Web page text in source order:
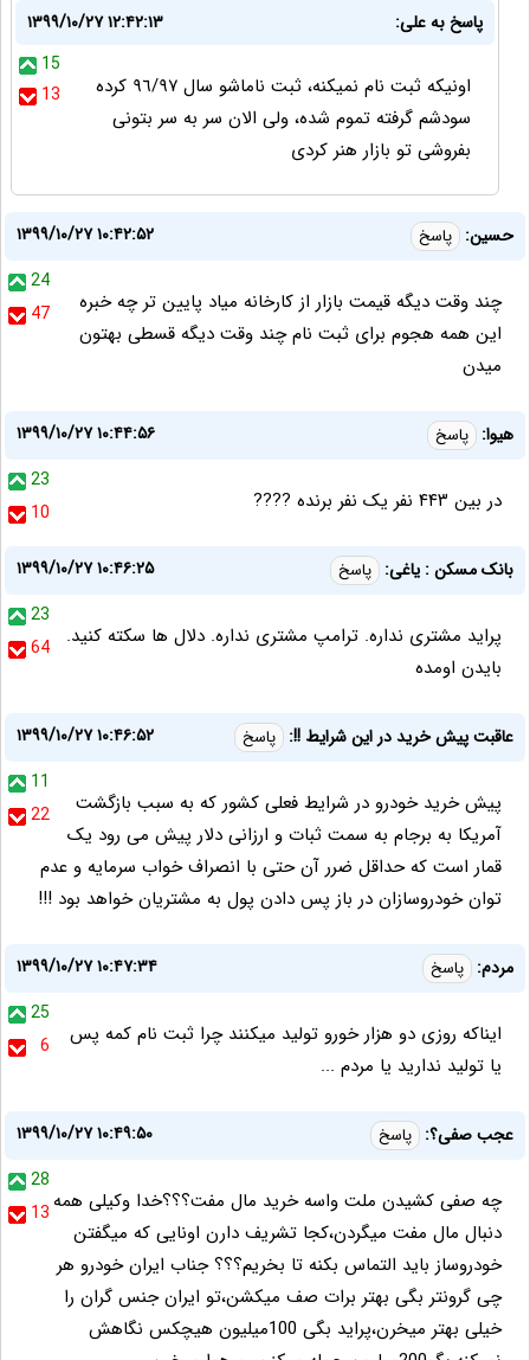
پاسخ به على:
۱۳۹۹/۱۰/۲۷ ۱۲:۴۲:۱۳
15
13
اونيكه ثبت نام نميكنه، ثبت ناماشو سال ٩٦/٩٧ كرده
سودشم گرفته تموم شده، ولى الان سر به سر بتونى
بفروشى تو بازار هنر كردى
حسین: پاسخ
۱۳۹۹/۱۰/۲۷ ۱۰:۴۲:۵۲
24
47
چند وقت دیگه قیمت بازار از کارخانه میاد پایین تر چه خبره
این همه هجوم برای ثبت نام چند وقت دیگه قسطی بهتون
میدن
هیوا: پاسخ
۱۳۹۹/۱۰/۲۷ ۱۰:۴۴:۵۶
23
10
در بین ۴۴۳ نفر یک نفر برنده ????
بانک مسکن : یاغی: پاسخ
۱۳۹۹/۱۰/۲۷ ۱۰:۴۶:۲۵
23
64
پراید مشتری نداره. ترامپ مشتری نداره. دلال ها سکته کنید.
بایدن اومده
عاقبت پیش خرید در این شرایط !!: پاسخ
۱۳۹۹/۱۰/۲۷ ۱۰:۴۶:۵۲
11
22
پیش خرید خودرو در شرایط فعلی کشور که به سبب بازگشت
آمریکا به برجام به سمت ثبات و ارزانی دلار پیش می رود یک
قمار است که حداقل ضرر آن حتی با انصراف خواب سرمایه و عدم
توان خودروسازان در باز پس دادن پول به مشتریان خواهد بود !!!
مردم: پاسخ
۱۳۹۹/۱۰/۲۷ ۱۰:۴۷:۳۴
25
6
ایناکه روزی دو هزار خورو تولید میکنند چرا ثبت نام کمه پس
یا تولید ندارید یا مردم ...
عجب صفی؟: پاسخ
۱۳۹۹/۱۰/۲۷ ۱۰:۴۹:۵۰
28
13چه صفی کشیدن ملت واسه خرید مال مفت؟؟؟خدا وکیلی همه
دنبال مال مفت میگردن،کجا تشریف دارن اونایی که میگفتن
خودروساز باید التماس بکنه تا بخریم؟؟؟ جناب ایران خودرو هر
چی گرونتر بگی بهتر برات صف میکشن،تو ایران جنس گران را
خیلی بهتر میخرن،پراید بگی 100میلیون هیچکس نگاهش